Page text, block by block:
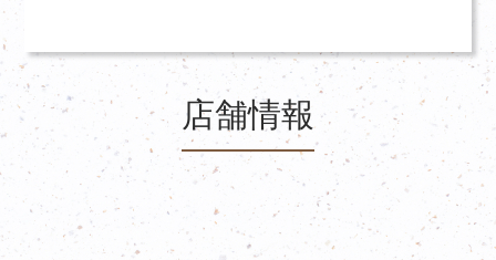
店舗情報